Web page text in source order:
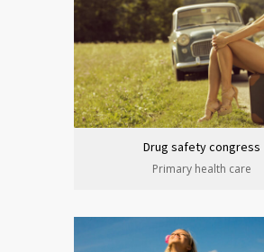
Drug safety congress
Primary health care